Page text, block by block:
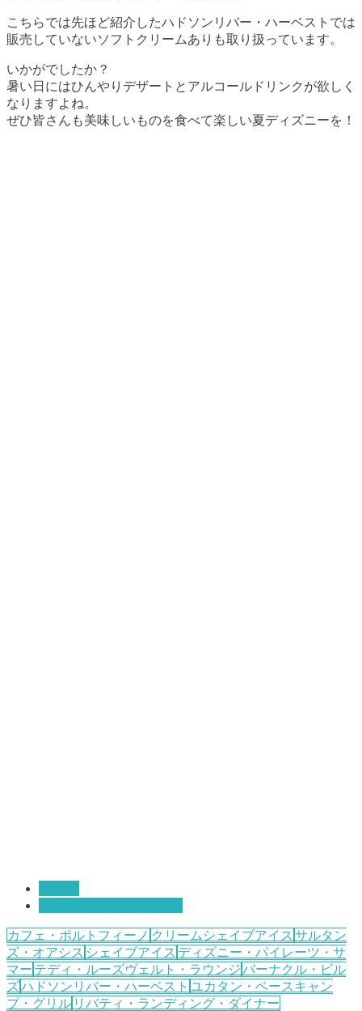
こちらでは先ほど紹介したハドソンリバー・ハーベストでは
販売していないソフトクリームありも取り扱っています。
いかがでしたか？
暑い日にはひんやりデザートとアルコールドリンクが欲しく
なりますよね。
ぜひ皆さんも美味しいものを食べて楽しい夏ディズニーを！
カフェ・ポルトフィーノ クリームシェイブアイス サルタン
ズ・オアシス シェイブアイス ディズニー・パイレーツ・サ
マー テディ・ルーズヴェルト・ラウンジバーナクル・ビル
ズハドソンリバー・ハーベスト ユカタン・ベースキャン
プ・グリル リバティ・ランディング・ダイナー